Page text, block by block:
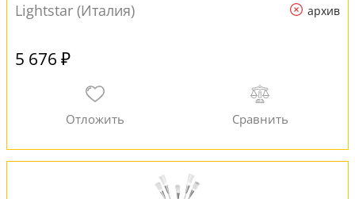
Lightstar (Италия) архив
5 676 ₽